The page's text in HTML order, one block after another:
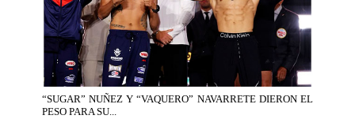
“SUGAR” NUÑEZ Y “VAQUERO” NAVARRETE DIERON EL
PESO PARA SU...